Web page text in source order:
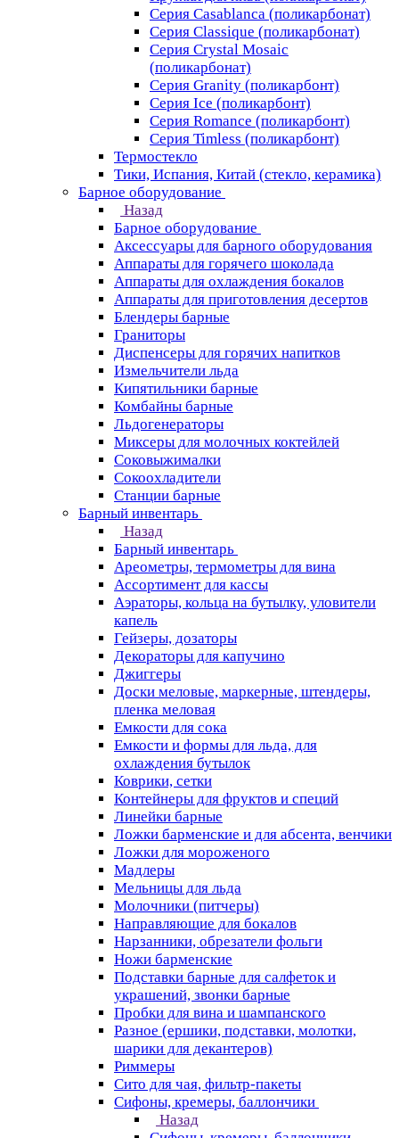
Серия Casablanсa (поликарбонат)
Серия Classique (поликарбонат)
Серия Crystal Mosaic
(поликарбонат)
Серия Granity (поликарбонт)
Серия Ice (поликарбонт)
Серия Romance (поликарбонт)
Серия Timless (поликарбонт)
Термостекло
Тики, Испания, Китай (стекло, керамика)
Барное оборудование
Назад
Барное оборудование
Аксессуары для барного оборудования
Аппараты для горячего шоколада
Аппараты для охлаждения бокалов
Аппараты для приготовления десертов
Блендеры барные
Граниторы
Диспенсеры для горячих напитков
Измельчители льда
Кипятильники барные
Комбайны барные
Льдогенераторы
Миксеры для молочных коктейлей
Соковыжималки
Сокоохладители
Станции барные
Барный инвентарь
Назад
Барный инвентарь
Ареометры, термометры для вина
Ассортимент для кассы
Аэраторы, кольца на бутылку, уловители
капель
Гейзеры, дозаторы
Декораторы для капучино
Джиггеры
Доски меловые, маркерные, штендеры,
пленка меловая
Емкости для сока
Емкости и формы для льда, для
охлаждения бутылок
Коврики, сетки
Контейнеры для фруктов и специй
Линейки барные
Ложки барменские и для абсента, венчики
Ложки для мороженого
Мадлеры
Мельницы для льда
Молочники (питчеры)
Направляющие для бокалов
Нарзанники, обрезатели фольги
Ножи барменские
Подставки барные для салфеток и
украшений, звонки барные
Пробки для вина и шампанского
Разное (ершики, подставки, молотки,
шарики для декантеров)
Риммеры
Сито для чая, фильтр-пакеты
Сифоны, кремеры, баллончики
Назад